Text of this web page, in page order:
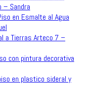
– Sandra
en Esmalte al Agua
a Tierras Arteco 7 –
con pintura decorativa
en plastico sideral y